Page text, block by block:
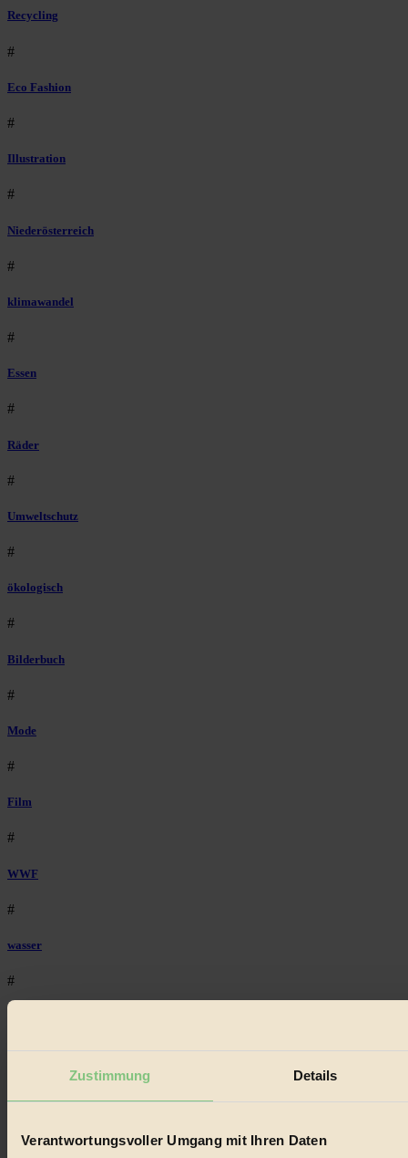
Zustimmung Details
Verantwortungsvoller Umgang mit Ihren Daten
Recycling
#
Eco Fashion
#
Illustration
#
Niederösterreich
#
klimawandel
#
Essen
#
Räder
#
Umweltschutz
#
ökologisch
#
Bilderbuch
#
Mode
#
Film
#
WWF
#
wasser
#
#